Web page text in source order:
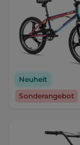
Neuheit
Sonderangebot